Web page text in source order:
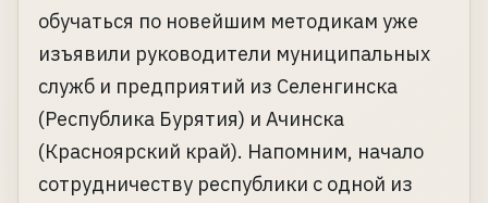
обучаться по новейшим методикам уже
изъявили руководители муниципальных
служб и предприятий из Селенгинска
(Республика Бурятия) и Ачинска
(Красноярский край). Напомним, начало
сотрудничеству республики с одной из